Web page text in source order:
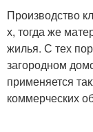
Производство
х, тогда же
жилья. С тех
загородном
применяется
коммерческих